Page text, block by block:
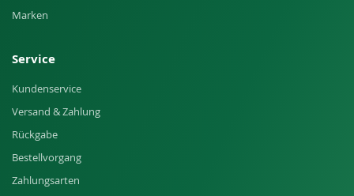
Marken
Service
Kundenservice
Versand & Zahlung
Rückgabe
Bestellvorgang
Zahlungsarten